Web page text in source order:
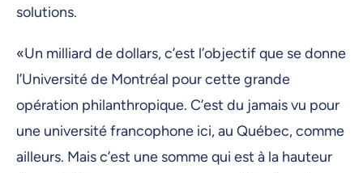
solutions.
«Un milliard de dollars, c’est l’objectif que se donne
l’Université de Montréal pour cette grande
opération philanthropique. C’est du jamais vu pour
une université francophone ici, au Québec, comme
ailleurs. Mais c’est une somme qui est à la hauteur